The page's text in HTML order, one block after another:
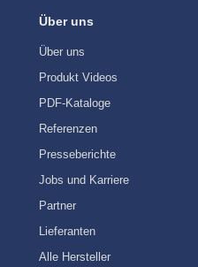
Über uns
Über uns
Produkt Videos
PDF-Kataloge
Referenzen
Presseberichte
Jobs und Karriere
Partner
Lieferanten
Alle Hersteller